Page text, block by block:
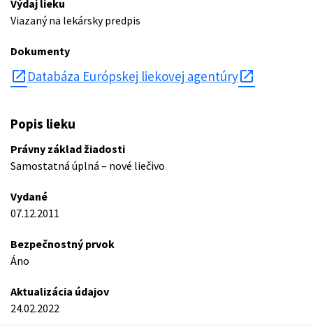
Výdaj lieku
Viazaný na lekársky predpis
Dokumenty
open_in_new Databáza Európskej liekovej agentúry
Popis lieku
Právny základ žiadosti
Samostatná úplná – nové liečivo
Vydané
07.12.2011
Bezpečnostný prvok
Áno
Aktualizácia údajov
24.02.2022